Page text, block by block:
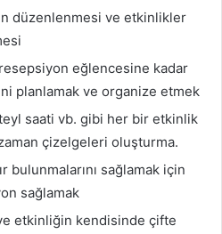
düzenlenmesi ve etkinlikler
eğlencesine kadar
planlamak ve organize etmek
saati vb. gibi her bir etkinlik
çizelgeleri oluşturma.
bulunmalarını sağlamak için
sağlamak
etkinliğin kendisinde çifte